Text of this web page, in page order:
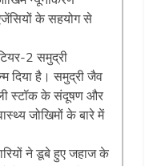
के सहयोग से
2 समुद्री
दिया है। समुद्री जैव
स्टॉक के संदूषण और
जोखिमों के बारे में
ने डूबे हुए जहाज के